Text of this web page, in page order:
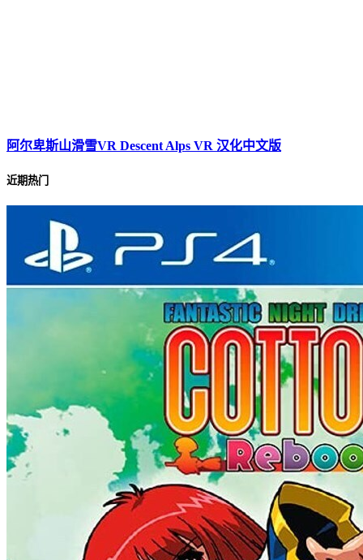
阿尔卑斯山滑雪VR Descent Alps VR 汉化中文版
近期热门